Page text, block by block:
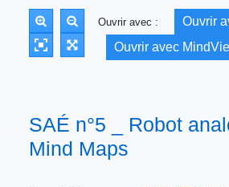
Ouvrir avec :
Ouvrir
Ouvrir avec
SAÉ n°5 _ Robot
Mind Maps